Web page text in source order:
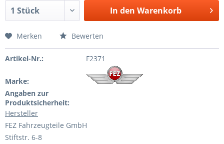
In den Warenkorb
Merken Bewerten
Artikel-Nr.: F2371
Marke:
Angaben zur
Produktsicherheit:
Hersteller
FEZ Fahrzeugteile GmbH
Stiftstr. 6-8